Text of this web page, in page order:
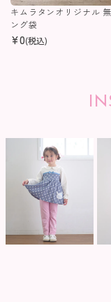
キムラタンオリジナル
ング袋
¥0(税込)